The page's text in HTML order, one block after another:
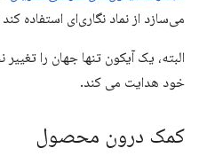
می‌سازد از نماد نگاری‌ای استفاده
البته، یک آیکون تنها جهان را
خود هدایت می کند.
کمک درون محصول